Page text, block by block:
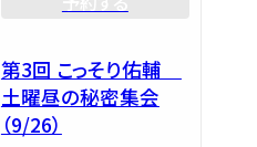
第3回 こっそり佑輔
土曜昼の秘密集会
（9/26）